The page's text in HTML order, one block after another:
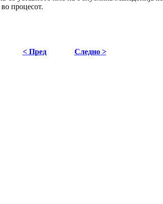
процесот.
< Пред
Следно >